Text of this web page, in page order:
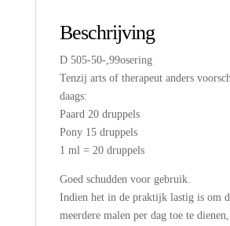
Beschrijving
D 505-50-,99osering
Tenzij arts of therapeut anders
daags:
Paard 20 druppels
Pony 15 druppels
1 ml = 20 druppels
Goed schudden voor gebruik.
Indien het in de praktijk lastig is om
meerdere malen per dag toe te